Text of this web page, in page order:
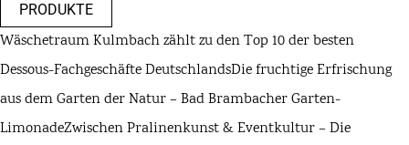
PRODUKTE
Wäschetraum Kulmbach zählt zu den Top 10 der besten
Dessous-Fachgeschäfte DeutschlandsDie fruchtige Erfrischung
aus dem Garten der Natur – Bad Brambacher Garten-
LimonadeZwischen Pralinenkunst & Eventkultur – Die